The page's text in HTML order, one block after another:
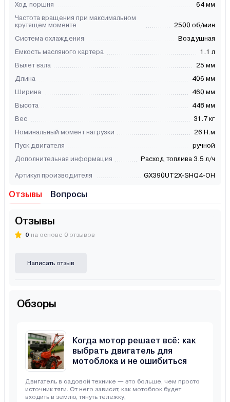
Ход поршня
64 мм
Частота вращения при максимальном
крутящем моменте
2500 об/мин
Система охлаждения
Воздушная
Емкость масляного картера
1.1 л
Вылет вала
25 мм
Длина
406 мм
Ширина
460 мм
Высота
448 мм
Вес
31.7 кг
Номинальный момент нагрузки
26 Н.м
Пуск двигателя
ручной
Дополнительная информация
Расход топлива 3.5 л/ч
Артикул производителя GX390UT2Х-SHQ4-OH
Отзывы Вопросы
Отзывы
0 на основе 0 отзывов
Написать отзыв
Обзоры
Когда мотор решает всё: как
выбрать двигатель для
мотоблока и не ошибиться
Двигатель в садовой технике — это больше, чем просто
источник тяги. От него зависит, как мотоблок будет
входить в землю, тянуть тележку,